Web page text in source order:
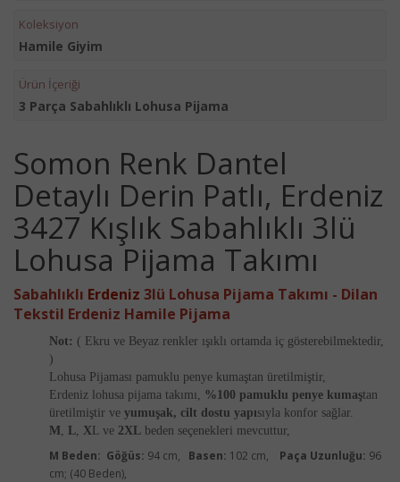
Koleksiyon
Hamile Giyim
Ürün İçeriği
3 Parça Sabahlıklı Lohusa Pijama
Somon Renk Dantel
Detaylı Derin Patlı, Erdeniz
3427 Kışlık Sabahlıklı 3lü
Lohusa Pijama Takımı
Sabahlıklı Erdeniz 3lü Lohusa Pijama Takımı - Dilan
Tekstil Erdeniz Hamile Pijama
Not: ( Ekru ve Beyaz renkler ışıklı ortamda iç gösterebilmektedir,
)
Lohusa Pijaması pamuklu penye kumaştan üretilmiştir,
Erdeniz lohusa pijama takımı, %100 pamuklu penye kumaştan
üretilmiştir ve yumuşak, cilt dostu yapısıyla konfor sağlar.
M L XL ve 2XL beden seçenekleri mevcuttur,
M Beden: Göğüs: 94 cm, Basen: 102 cm, Paça Uzunluğu: 96
cm; (40 Beden),